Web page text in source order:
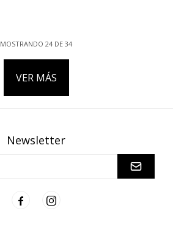
MOSTRANDO 24 DE 34
VER MÁS
Newsletter
 